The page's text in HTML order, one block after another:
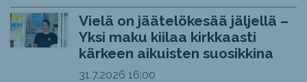
Vielä on jäätelökesää jäljellä –
Yksi maku kiilaa kirkkaasti
kärkeen aikuisten suosikkina
31.7.2026 16:00